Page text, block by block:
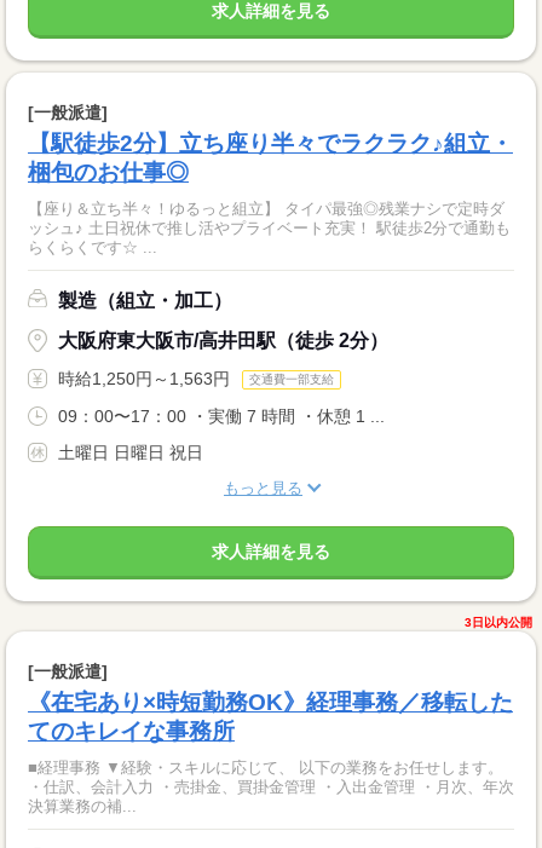
求人詳細を見る
[一般派遣]
【駅徒歩2分】立ち座り半々でラクラク♪組立・
梱包のお仕事◎
【座り＆立ち半々！ゆるっと組立】 タイパ最強◎残業ナシで定時ダ
ッシュ♪ 土日祝休で推し活やプライベート充実！ 駅徒歩2分で通勤も
らくらくです☆ ...
製造（組立・加工）
大阪府東大阪市/高井田駅（徒歩 2分）
時給1,250円～1,563円 交通費一部支給
09：00〜17：00 ・実働 7 時間 ・休憩 1 ...
土曜日 日曜日 祝日
もっと見る
求人詳細を見る
3日以内公開
[一般派遣]
《在宅あり×時短勤務OK》経理事務／移転した
てのキレイな事務所
■経理事務 ▼経験・スキルに応じて、 以下の業務をお任せします。
・仕訳、会計入力 ・売掛金、買掛金管理 ・入出金管理 ・月次、年次
決算業務の補...